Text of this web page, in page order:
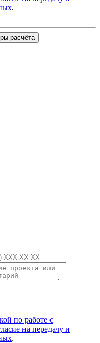
.
расчёта
по работе с
на передачу и
.